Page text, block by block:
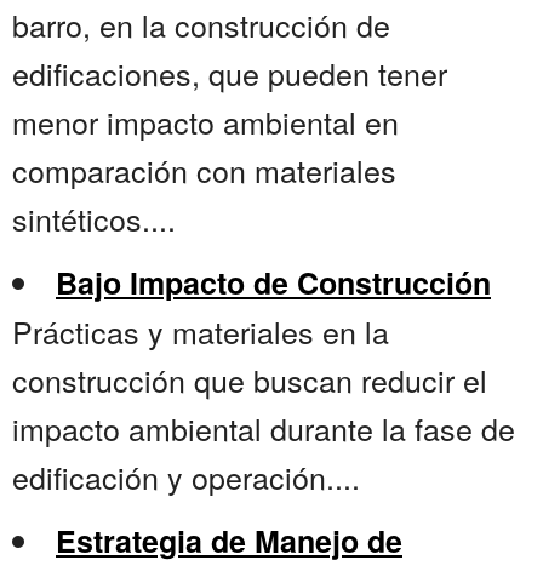
barro, en la construcción de
edificaciones, que pueden tener
menor impacto ambiental en
comparación con materiales
sintéticos....
Bajo Impacto de Construcción
Prácticas y materiales en la
construcción que buscan reducir el
impacto ambiental durante la fase de
edificación y operación....
Estrategia de Manejo de